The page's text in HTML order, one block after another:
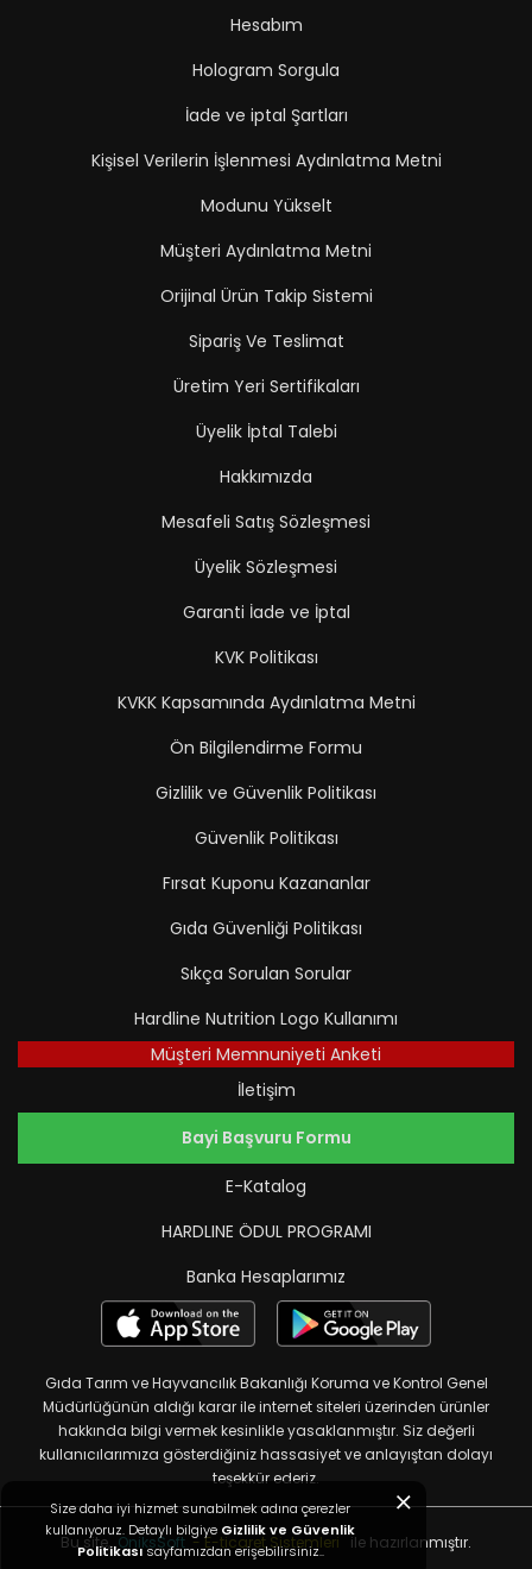
Size daha iyi hizmet sunabilmek adına çerezler
kullanıyoruz. Detaylı bilgiye Gizlilik ve Güvenlik
Politikasısayfamızdan erişebilirsiniz..
Hesabım
Hologram Sorgula
İade ve iptal Şartları
Kişisel Verilerin İşlenmesi Aydınlatma Metni
Modunu Yükselt
Müşteri Aydınlatma Metni
Orijinal Ürün Takip Sistemi
Sipariş Ve Teslimat
Üretim Yeri Sertifikaları
Üyelik İptal Talebi
Hakkımızda
Mesafeli Satış Sözleşmesi
Üyelik Sözleşmesi
Garanti İade ve İptal
KVK Politikası
KVKK Kapsamında Aydınlatma Metni
Ön Bilgilendirme Formu
Gizlilik ve Güvenlik Politikası
Güvenlik Politikası
Fırsat Kuponu Kazananlar
Gıda Güvenliği Politikası
Sıkça Sorulan Sorular
Hardline Nutrition Logo Kullanımı
Müşteri Memnuniyeti Anketi
İletişim
Bayi Başvuru Formu
E-Katalog
HARDLINE ÖDUL PROGRAMI
Banka Hesaplarımız
Gıda Tarım ve Hayvancılık Bakanlığı Koruma ve Kontrol Genel
Müdürlüğünün aldığı karar ile internet siteleri üzerinden ürünler
hakkında bilgi vermek kesinlikle yasaklanmıştır. Siz değerli
kullanıcılarımıza gösterdiğiniz hassasiyet ve anlayıştan dolayı
teşekkür ederiz.
Bu site, OniksSoft - E-ticaret Sistemleri ile hazırlanmıştır.